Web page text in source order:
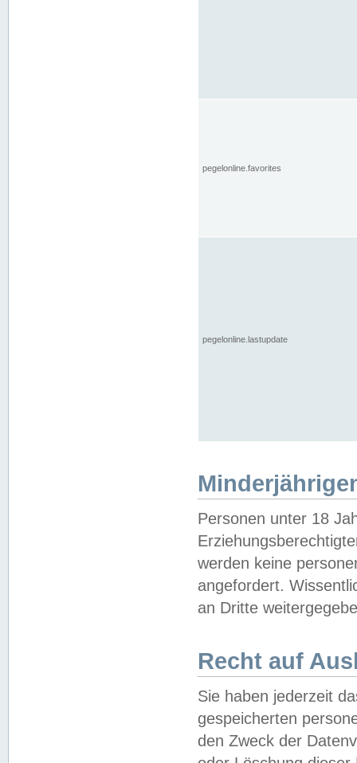
pegelonline.favorites
pegelonline.lastupdate
Personen unter 18
werden keine
angefordert.
an Dritte
Recht auf
Sie haben jederzeit
gespeicherten
den Zweck der